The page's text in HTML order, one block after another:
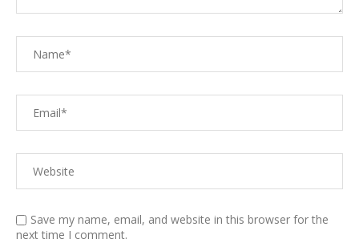
Save my name, email, and website in this browser for the
next time I comment.